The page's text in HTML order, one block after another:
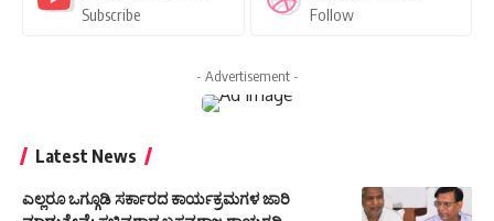
Subscribe Follow
- Advertisement -
Latest News
ಎಲ್ಲರೂ ಒಗ್ಗೂಡಿ ಸರ್ಕಾರದ ಕಾರ್ಯಕ್ರಮಗಳ ಜಾರಿ